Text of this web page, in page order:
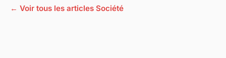
← Voir tous les articles Société